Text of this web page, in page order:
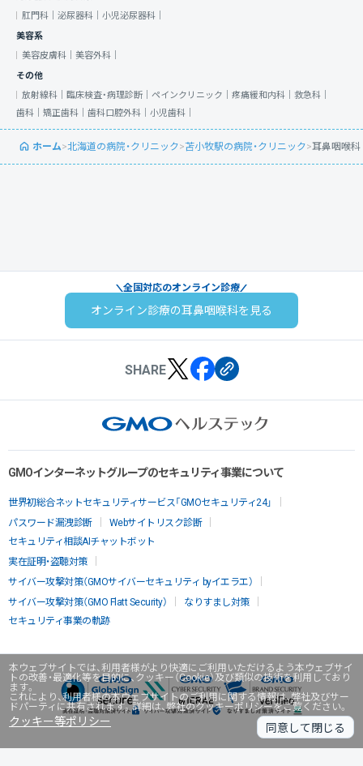
本ウェブサイトでは、利用者様がより快適にご利用いただけるよう本ウェブサイ
トの改善・最適化等を目的に、クッキー（Cookie）及び類似の技術を利用しており
ます。
これにより、利用者様の本ウェブサイトのご利用に関する情報は、弊社及びサー
ドパーティに共有されます。詳細は、弊社のクッキーポリシーをご覧ください。
クッキー等ポリシー 同意して閉じる
肛門科｜ 泌尿器科｜ 小児泌尿器科｜
美容系
美容皮膚科｜ 美容外科｜
その他
放射線科｜ 臨床検査・病理診断｜ ペインクリニック｜ 疼痛緩和内科｜ 救急科｜
歯科｜ 矯正歯科｜ 歯科口腔外科｜ 小児歯科｜
ホーム>北海道の病院・クリニック>苫小牧駅の病院・クリニック>耳鼻咽喉科
全国対応のオンライン診療
オンライン診療の耳鼻咽喉科を見る
SHARE
GMOインターネットグループのセキュリティ事業について
世界初総合ネットセキュリティサービス「GMOセキュリティ24」
パスワード漏洩診断
Webサイトリスク診断
セキュリティ相談AIチャットボット
実在証明・盗聴対策
サイバー攻撃対策（GMOサイバーセキュリティ byイエラエ）
サイバー攻撃対策（GMO Flatt Security）
なりすまし対策
セキュリティ事業の軌跡